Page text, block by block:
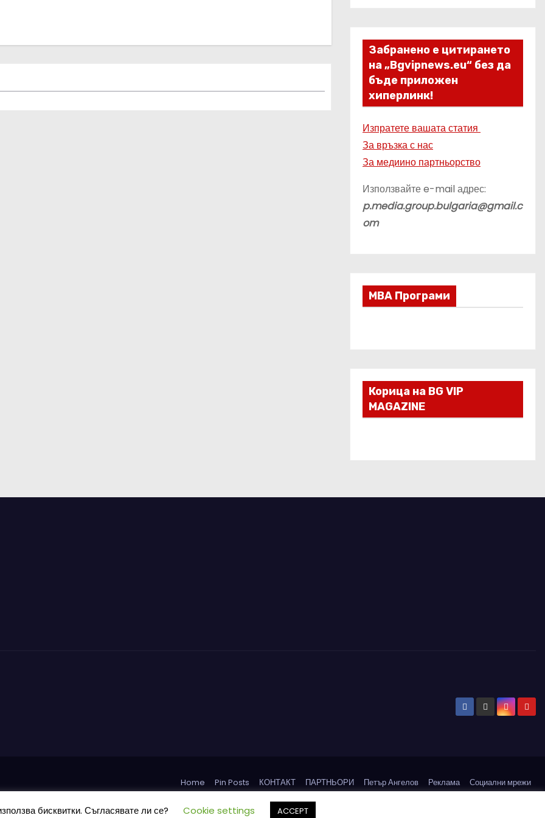
Забранено е цитирането
на „Bgvipnews.eu“ без да
бъде приложен
хиперлинк!
Изпратете вашата статия
За връзка с нас
За медиино партньорство
Използвайте e-mail адрес:
p.media.group.bulgaria@gmail.c
om
МВА Програми
Корица на BG VIP
MAGAZINE
Home Pin Posts КОНТАКТ ПАРТНЬОРИ Петър Ангелов Реклама
Социални мрежи
бисквитки. Съгласявате ли се? Cookie settings ACCEPT